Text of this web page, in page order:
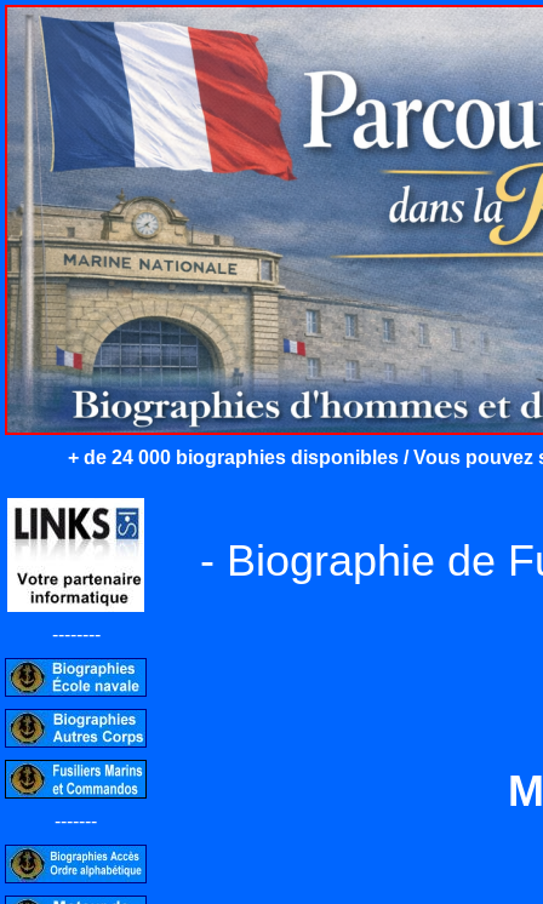
+ de 24 000 biographies disponibles / Vous
--------
-------
- Biographie de